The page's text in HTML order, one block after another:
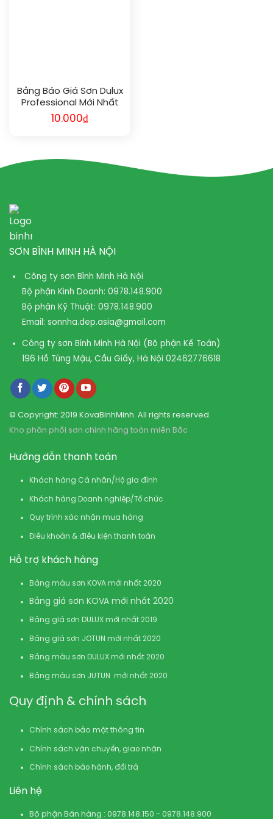
Bảng Báo Giá Sơn Dulux
Professional Mới Nhất
Năm 2024
10.000₫
SƠN BÌNH MINH HÀ NỘI
Công ty sơn Bình Minh Hà Nội
Bộ phận Kinh Doanh: 0978.148.900
Bộ phận Kỹ Thuật: 0978.148.900
Email: sonnha.dep.asia@gmail.com
Công ty sơn Bình Minh Hà Nội (Bộ phận Kế Toán)
196 Hồ Tùng Mậu, Cầu Giấy, Hà Nội 02462776618
© Copyright: 2019 KovaBinhMinh. All rights reserved.
Kho phân phối sơn chính hãng toàn miền Bắc
Hướng dẫn thanh toán
Khách hàng Cá nhân/Hộ gia đình
Khách hàng Doanh nghiệp/Tổ chức
Quy trình xác nhận mua hàng
Điều khoản & điều kiện thanh toán
Hỗ trợ khách hàng
Bảng màu sơn KOVA mới nhất 2020
Bảng giá sơn KOVA mới nhất 2020
Bảng giá sơn DULUX mới nhất 2019
Bảng giá sơn JOTUN mới nhất 2020
Bảng màu sơn DULUX mới nhất 2020
Bảng màu sơn JUTUN mới nhất 2020
Quy định & chính sách
Chính sách bảo mật thông tin
Chính sách vận chuyển, giao nhận
Chính sách bảo hành, đổi trả
Liên hệ
Bộ phận Bán hàng : 0978.148.150 - 0978.148.900